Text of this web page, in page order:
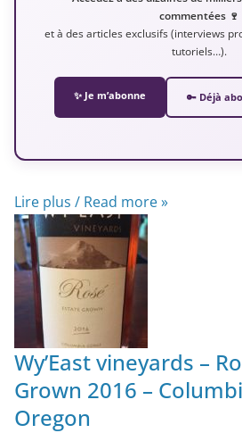
commentées 🍷
et à des articles exclusifs (interviews
tutoriels…).
✨ Je m’abonne 🔑 Déjà
Lire plus / Read more »
Wy’East vineyards –
Grown 2016 –
Oregon